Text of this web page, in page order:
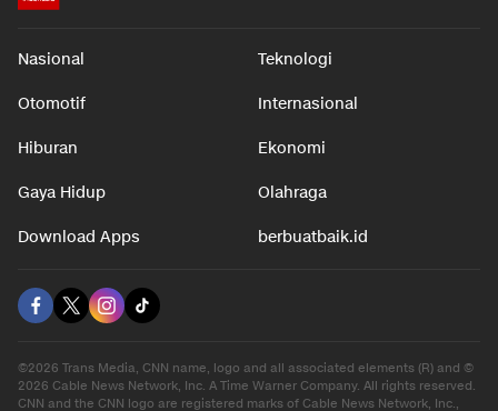
Nasional Teknologi
Otomotif Internasional
Hiburan Ekonomi
Gaya Hidup Olahraga
Download Apps berbuatbaik.id
©2026 Trans Media, CNN name, logo and all associated elements (R) and ©
2026 Cable News Network, Inc. A Time Warner Company. All rights reserved.
CNN and the CNN logo are registered marks of Cable News Network, Inc.,